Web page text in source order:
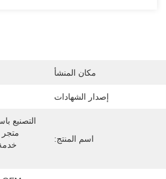
مكان المنشأ
إصدار الشهادات
اسم المنتج: